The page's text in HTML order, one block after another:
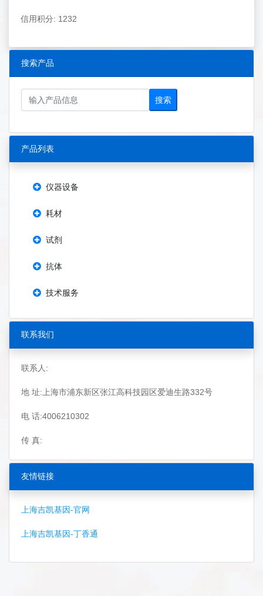
信用积分: 1232
搜索产品
搜索
产品列表
仪器设备
耗材
试剂
抗体
技术服务
联系我们
联系人:
地 址:上海市浦东新区张江高科技园区爱迪生路332号
电 话:4006210302
传 真:
友情链接
上海吉凯基因-官网
上海吉凯基因-丁香通